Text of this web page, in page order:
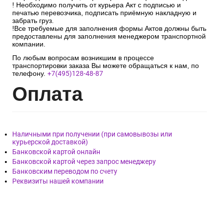
! Необходимо получить от курьера Акт с подписью и
печатью перевозчика, подписать приёмную накладную и
забрать груз.
!Все требуемые для заполнения формы Актов должны быть
предоставлены для заполнения менеджером транспортной
компании.
По любым вопросам возникшим в процессе
транспортировки заказа Вы можете обращаться к нам, по
телефону. +7(495)128-48-87
Оплата
Наличными при получении (при самовывозы или
курьерской доставкой)
Банковской картой онлайн
Банковской картой через запрос менеджеру
Банковским переводом по счету
Реквизиты нашей компании